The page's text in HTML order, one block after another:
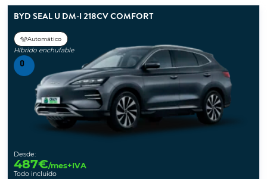
BYD SEAL U DM-I 218CV COMFORT
Automático
Híbrido enchufable
Desde:
487€/mes+IVA
Todo incluido